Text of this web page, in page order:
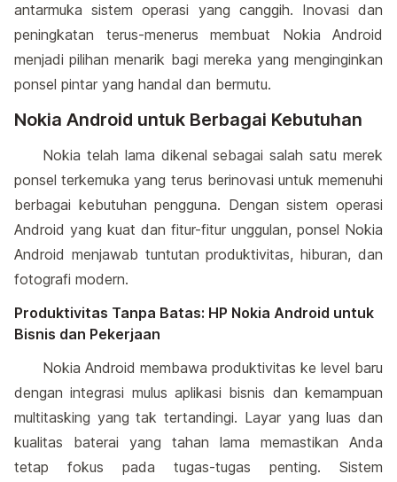
antarmuka sistem operasi yang canggih. Inovasi dan
peningkatan terus-menerus membuat Nokia Android
menjadi pilihan menarik bagi mereka yang menginginkan
ponsel pintar yang handal dan bermutu.
Nokia Android untuk Berbagai Kebutuhan
Nokia telah lama dikenal sebagai salah satu merek
ponsel terkemuka yang terus berinovasi untuk memenuhi
berbagai kebutuhan pengguna. Dengan sistem operasi
Android yang kuat dan fitur-fitur unggulan, ponsel Nokia
Android menjawab tuntutan produktivitas, hiburan, dan
fotografi modern.
Produktivitas Tanpa Batas: HP Nokia Android untuk
Bisnis dan Pekerjaan
Nokia Android membawa produktivitas ke level baru
dengan integrasi mulus aplikasi bisnis dan kemampuan
multitasking yang tak tertandingi. Layar yang luas dan
kualitas baterai yang tahan lama memastikan Anda
tetap fokus pada tugas-tugas penting. Sistem